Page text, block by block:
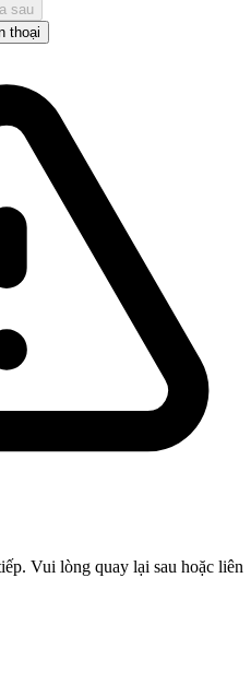
sau
thoại
Vui lòng quay lại sau hoặc liên